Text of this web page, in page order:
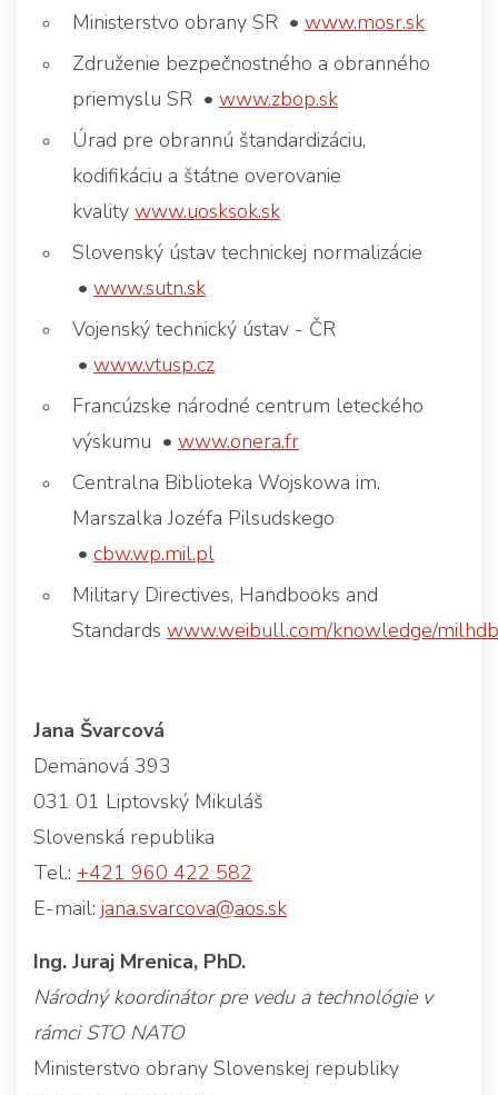
Ministerstvo obrany SR • www.mosr.sk
Združenie bezpečnostného a obranného
priemyslu SR • www.zbop.sk
Úrad pre obrannú štandardizáciu,
kodifikáciu a štátne overovanie
kvality www.uosksok.sk
Slovenský ústav technickej normalizácie
• www.sutn.sk
Vojenský technický ústav - ČR
• www.vtusp.cz
Francúzske národné centrum leteckého
výskumu • www.onera.fr
Centralna Biblioteka Wojskowa im.
Marszalka Jozéfa Pilsudskego
• cbw.wp.mil.pl
Military Directives, Handbooks and
Standards www.weibull.com/knowledge/
Jana Švarcová
Demänová 393
031 01 Liptovský Mikuláš
Slovenská republika
Tel.: +421 960 422 582
E-mail: jana.svarcova@aos.sk
Ing. Juraj Mrenica, PhD.
Národný koordinátor pre vedu a technológie v
rámci STO NATO
Ministerstvo obrany Slovenskej republiky